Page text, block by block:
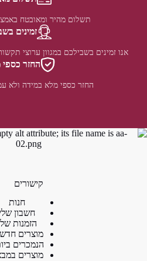
תשלום מהיר ומאובטח
זמינים
אנו זמינים בשבילכם במגוון ערוצי
החזר כספי
החזר כספי מלא במידה ולא
קישורים
חנות
חשבון
הזמנות
מוצרים
הנמכרים
מוצרים